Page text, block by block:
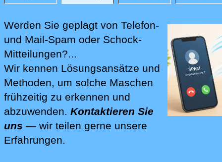
Beiträge
Werden Sie geplagt von Telefon-
und Mail-Spam oder Schock-
Mitteilungen?...
Wir kennen Lösungsansätze und
Methoden, um solche Maschen
frühzeitig zu erkennen und
abzuwenden. Kontaktieren Sie
uns — wir teilen gerne unsere
Erfahrungen.